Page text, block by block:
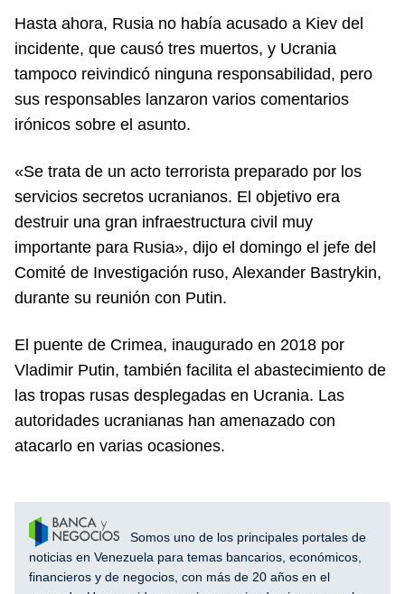
Hasta ahora, Rusia no había acusado a Kiev del
incidente, que causó tres muertos, y Ucrania
tampoco reivindicó ninguna responsabilidad, pero
sus responsables lanzaron varios comentarios
irónicos sobre el asunto.
«Se trata de un acto terrorista preparado por los
servicios secretos ucranianos. El objetivo era
destruir una gran infraestructura civil muy
importante para Rusia», dijo el domingo el jefe del
Comité de Investigación ruso, Alexander Bastrykin,
durante su reunión con Putin.
El puente de Crimea, inaugurado en 2018 por
Vladimir Putin, también facilita el abastecimiento de
las tropas rusas desplegadas en Ucrania. Las
autoridades ucranianas han amenazado con
atacarlo en varias ocasiones.
Somos uno de los principales portales de
noticias en Venezuela para temas bancarios, económicos,
financieros y de negocios, con más de 20 años en el